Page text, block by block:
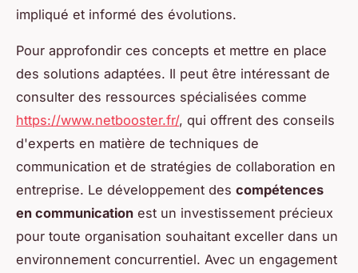
impliqué et informé des évolutions.
Pour approfondir ces concepts et mettre en place
des solutions adaptées. Il peut être intéressant de
consulter des ressources spécialisées comme
https://www.netbooster.fr/, qui offrent des conseils
d'experts en matière de techniques de
communication et de stratégies de collaboration en
entreprise. Le développement des compétences
en communication est un investissement précieux
pour toute organisation souhaitant exceller dans un
environnement concurrentiel. Avec un engagement